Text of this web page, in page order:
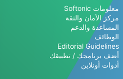
معلومات Softonic
مركز الأمان والثقة
المساعدة والدعم
الوظائف
Editorial Guidelines
أضف برنامجك / تطبيقك
أدوات أونلاين